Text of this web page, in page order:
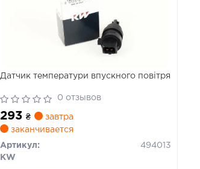
Датчик температури впускного повітря
0 отзывов
293₴
завтра
заканчивается
Артикул:
494013
KW